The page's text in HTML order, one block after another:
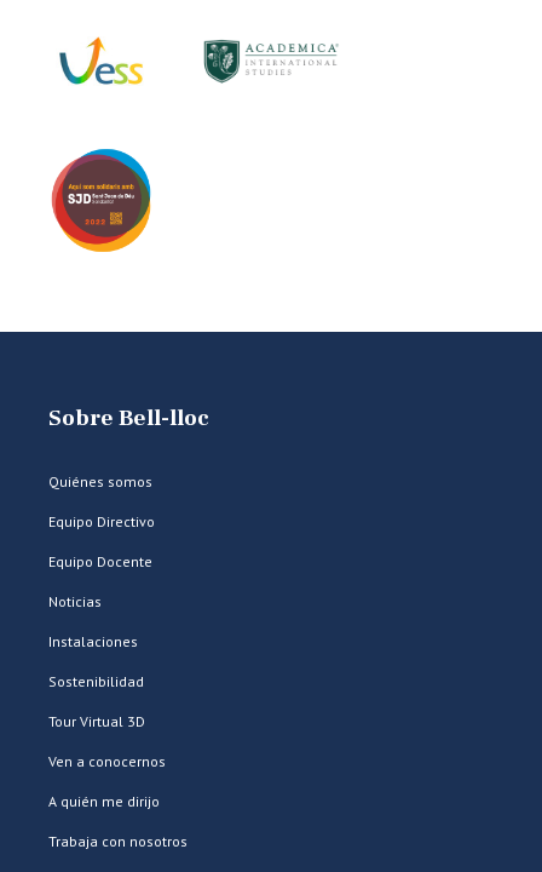
Sobre Bell-lloc
Quiénes somos
Equipo Directivo
Equipo Docente
Noticias
Instalaciones
Sostenibilidad
Tour Virtual 3D
Ven a conocernos
A quién me dirijo
Trabaja con nosotros